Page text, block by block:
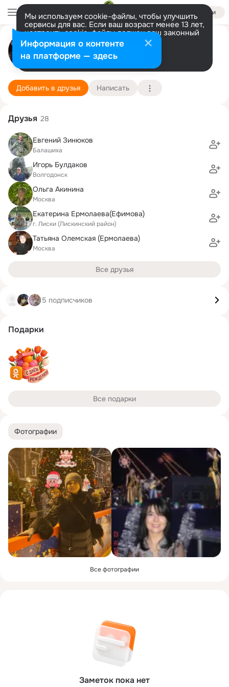
Войти
Мы используем cookie-файлы, чтобы улучшить
сервисы для вас. Если ваш возраст менее 13 лет,
настроить cookie-файлы должен ваш законный
представитель. Больше информации
Разрешить все Настроить
Ольга Карпова (Ефимова)
Москва 5 января (55 лет)
Подробнее
Добавить в друзья Написать
Фотографии
Все фотографии
Заметок пока нет
Друзья 28
Евгений Зинюков
Балашиха
Игорь Булдаков
Волгодонск
Ольга Акинина
Москва
Екатерина Ермолаева(Ефимова)
г. Лиски (Лискинский район)
Татьяна Олемская (Ермолаева)
Москва
Все друзья
5 подписчиков
Подарки
Все подарки
Информация о контенте
на платформе — здесь